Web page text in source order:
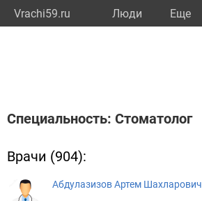
Vrachi59.ru Люди Eще
Специальность: Стоматолог
Врачи (904):
Абдулазизов Артем Шахларович